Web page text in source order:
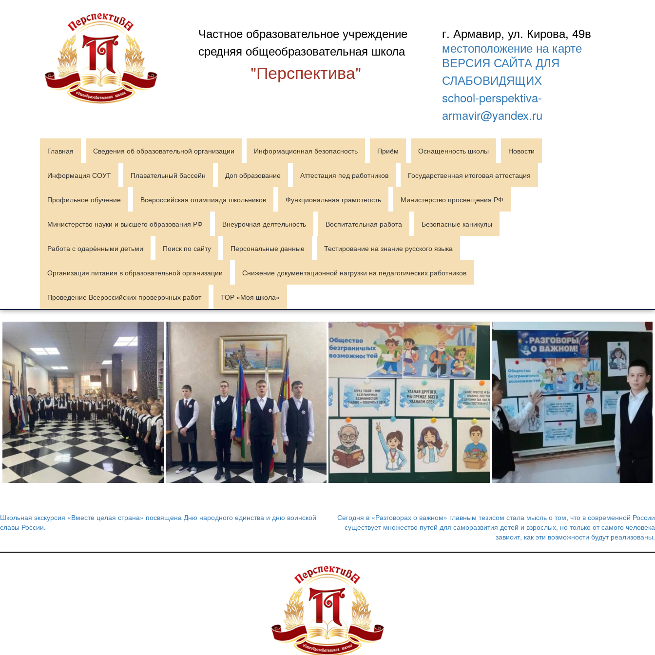
Частное образовательное учреждение
средняя общеобразовательная школа
"Перспектива"
г. Армавир, ул. Кирова, 49в
местоположение на карте
ВЕРСИЯ САЙТА ДЛЯ
СЛАБОВИДЯЩИХ
school-perspektiva-
armavir@yandex.ru
Главная Сведения об образовательной организации Информационная безопасность Приём Оснащенность школы Новости
Информация СОУТ Плавательный бассейн Доп образование Аттестация пед работников Государственная итоговая аттестация
Профильное обучение Всероссийская олимпиада школьников Функциональная грамотность Министерство просвещения РФ
Министерство науки и высшего образования РФ Внеурочная деятельность Воспитательная работа Безопасные каникулы
Работа с одарёнными детьми Поиск по сайту Персональные данные Тестирование на знание русского языка
Организация питания в образовательной организации Снижение документационной нагрузки на педагогических работников
Проведение Всероссийских проверочных работ ТОР «Моя школа»
Навигация
записям
Школьная экскурсия «Вместе целая страна» посвящена Дню народного единства и дню воинской
славы России.
Сегодня в «Разговорах о важном» главным тезисом стала мысль о том, что в современной России
существует множество путей для саморазвития детей и взрослых, но только от самого человека
зависит, как эти возможности будут реализованы.